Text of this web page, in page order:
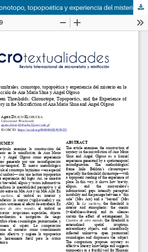
Entre umbrales: cronotopo, topopoética y experiencia del misterio en la minificción de Ana María Shua y Ángel Olgoso